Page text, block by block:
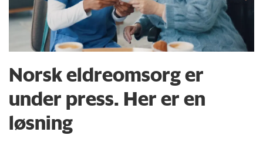
Norsk eldreomsorg er
under press. Her er en
løsning